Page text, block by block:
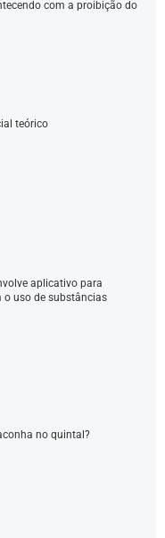
com a proibição do
teórico
aplicativo para
o uso de substâncias
no quintal?